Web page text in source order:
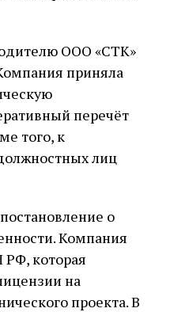
ООО «СТК»
приняла
перечёт
того, к
лиц
о
Компания
РФ, которая
на
проекта. В